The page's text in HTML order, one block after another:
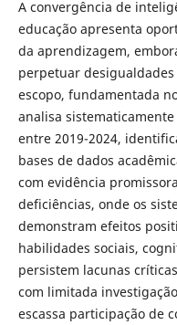
A convergência de
educação apresenta
da aprendizagem,
perpetuar desigualdades
escopo, fundamentada
analisa
entre 2019-2024,
bases de dados
com evidência
deficiências, onde os
demonstram efeitos
habilidades sociais,
persistem lacunas
com limitada
escassa participação de